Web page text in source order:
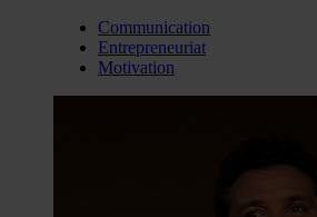
Communication
Entrepreneuriat
Motivation